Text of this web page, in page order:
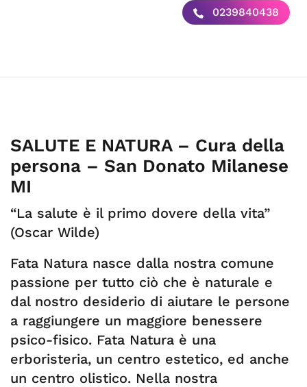
0239840438
SALUTE E NATURA – Cura della
persona – San Donato Milanese
MI
“La salute è il primo dovere della vita”
(Oscar Wilde)
Fata Natura nasce dalla nostra comune
passione per tutto ciò che è naturale e
dal nostro desiderio di aiutare le persone
a raggiungere un maggiore benessere
psico-fisico. Fata Natura è una
erboristeria, un centro estetico, ed anche
un centro olistico. Nella nostra